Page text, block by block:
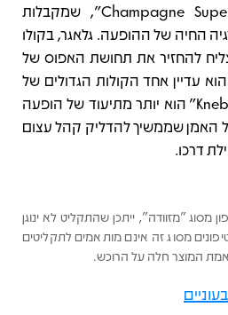
‏“Supersonic” ו-“Champagne Supernova”, שמקבלות
החיה של ההופעה. גלאגר, בקולו
להחזיר את תחושת האפוס של
עדיין אחד הקולות הגדולים של
הרוק הבריטי. "Knebworth 22" הוא יותר מתיעוד של הופעה
האמן שממשיך להדליק קהל עצום
דרכו.
"מזוודה", ייתכן שהתקליט לא ינוגן
מסוג זה אינם מותאמים לתקליטים
המוצר חלה על הרוכש.